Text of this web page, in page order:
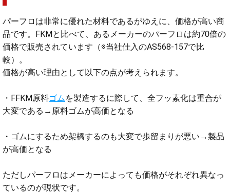
パーフロは非常に優れた材料であるがゆえに、価格が高い商
品です。FKMと比べて、あるメーカーのパーフロは約70倍の
価格で販売されています（※当社仕入のAS568-157で比
較）。
価格が高い理由として以下の点が考えられます。
・FFKM原料ゴムを製造するに際して、全フッ素化は重合が
大変である→原料ゴムが高価となる
・ゴムにするため架橋するのも大変で歩留まりが悪い→製品
が高価となる
ただしパーフロはメーカーによっても価格がそれぞれ異なっ
ているのが現状です。